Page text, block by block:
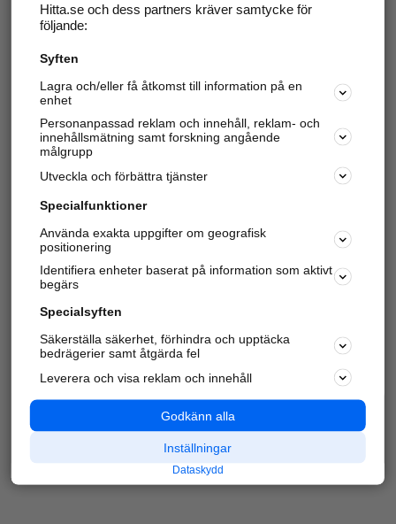
Svara på och hantera dina omdömen
Har du redan verifierat ditt företag? Logga in
Varje vecka besöker du och4 miljoner
andra
härliga användare oss för att hitta rätt lokal
information om företag, privatpersoner och
platser.
Hitta.se och dess partners kräver samtycke för
följande:
Syften
Lagra och/eller få åtkomst till information på en
enhet
Personanpassad reklam och innehåll, reklam- och
innehållsmätning samt forskning angående
målgrupp
Utveckla och förbättra tjänster
Specialfunktioner
Använda exakta uppgifter om geografisk
positionering
Identifiera enheter baserat på information som aktivt
begärs
Specialsyften
Säkerställa säkerhet, förhindra och upptäcka
bedrägerier samt åtgärda fel
Leverera och visa reklam och innehåll
Godkänn alla
Inställningar
Dataskydd